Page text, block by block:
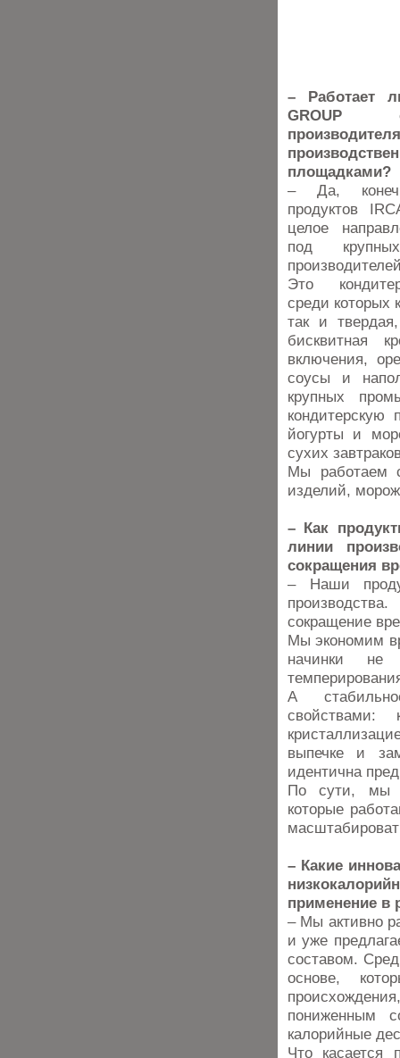
– Работает
GROUP
площадками?
– Да,
продуктов
целое
под
Это
среди которых
так и
бисквитная
включения,
соусы и
крупных
кондитерскую
йогурты и
сухих
Мы работаем
изделий,
– Как
линии
сокращения
– Наши
сокращение
Мы экономим
начинки не
А
свойствами:
выпечке и
идентична
По сути, мы
которые
– Какие
применение в
– Мы активно
и уже
составом.
основе,
пониженным
калорийные
Что касается